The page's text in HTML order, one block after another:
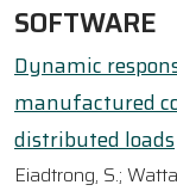
SOFTWARE
Dynamic
manufactured
distributed loads
Eiadtrong, S.;